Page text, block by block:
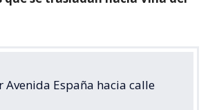
Avenida España hacia calle